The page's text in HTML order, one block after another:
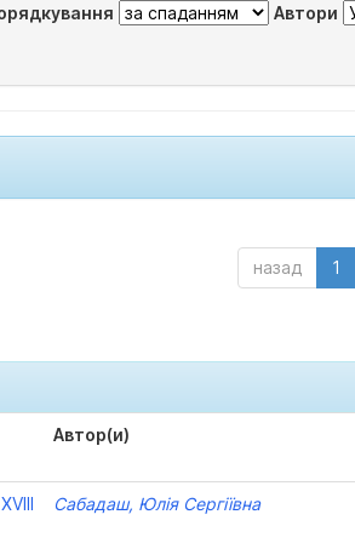
Автори
назад 1
Автор(и)
Сабадаш, Юлія Сергіївна